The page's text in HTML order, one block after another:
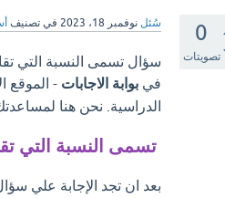
0
تصويتات
سُئل نوفمبر 18، 2023 في تصنيف
سؤال تسمى النسبة التي
في بوابة الاجابات - الموقع
الدراسية. نحن هنا
تسمى النسبة التي
بعد ان تجد الإجابة علي